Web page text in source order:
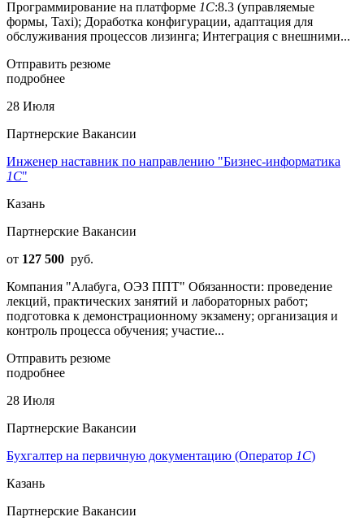
Программирование на платформе 1С:8.3 (управляемые
формы, Taxi); Доработка конфигурации, адаптация для
обслуживания процессов лизинга; Интеграция с внешними...
Отправить резюме
подробнее
28 Июля
Партнерские Вакансии
Инженер наставник по направлению "Бизнес-информатика
1С"
Казань
Партнерские Вакансии
от 127 500 руб.
Компания "Алабуга, ОЭЗ ППТ" Обязанности: проведение
лекций, практических занятий и лабораторных работ;
подготовка к демонстрационному экзамену; организация и
контроль процесса обучения; участие...
Отправить резюме
подробнее
28 Июля
Партнерские Вакансии
Бухгалтер на первичную документацию (Оператор 1С)
Казань
Партнерские Вакансии